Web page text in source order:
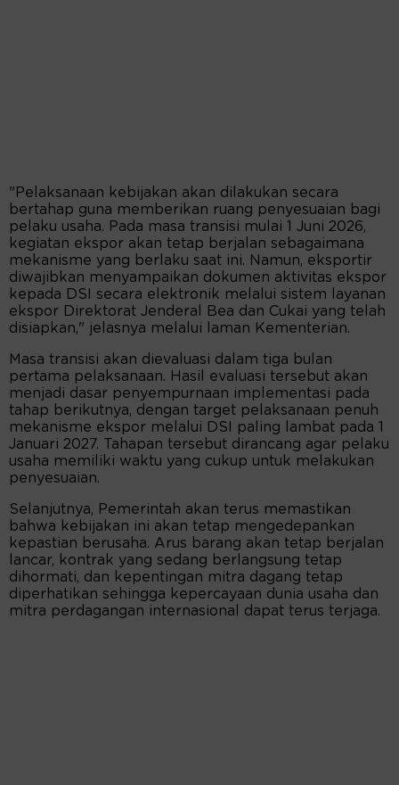
"Pelaksanaan kebijakan akan dilakukan secara
bertahap guna memberikan ruang penyesuaian bagi
pelaku usaha. Pada masa transisi mulai 1 Juni 2026,
kegiatan ekspor akan tetap berjalan sebagaimana
mekanisme yang berlaku saat ini. Namun, eksportir
diwajibkan menyampaikan dokumen aktivitas ekspor
kepada DSI secara elektronik melalui sistem layanan
ekspor Direktorat Jenderal Bea dan Cukai yang telah
disiapkan," jelasnya melalui laman Kementerian.
Masa transisi akan dievaluasi dalam tiga bulan
pertama pelaksanaan. Hasil evaluasi tersebut akan
menjadi dasar penyempurnaan implementasi pada
tahap berikutnya, dengan target pelaksanaan penuh
mekanisme ekspor melalui DSI paling lambat pada 1
Januari 2027. Tahapan tersebut dirancang agar pelaku
usaha memiliki waktu yang cukup untuk melakukan
penyesuaian.
Selanjutnya, Pemerintah akan terus memastikan
bahwa kebijakan ini akan tetap mengedepankan
kepastian berusaha. Arus barang akan tetap berjalan
lancar, kontrak yang sedang berlangsung tetap
dihormati, dan kepentingan mitra dagang tetap
diperhatikan sehingga kepercayaan dunia usaha dan
mitra perdagangan internasional dapat terus terjaga.